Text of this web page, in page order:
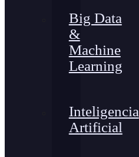
Big Data
&
Machine
Learning
Inteligencia
Artificial